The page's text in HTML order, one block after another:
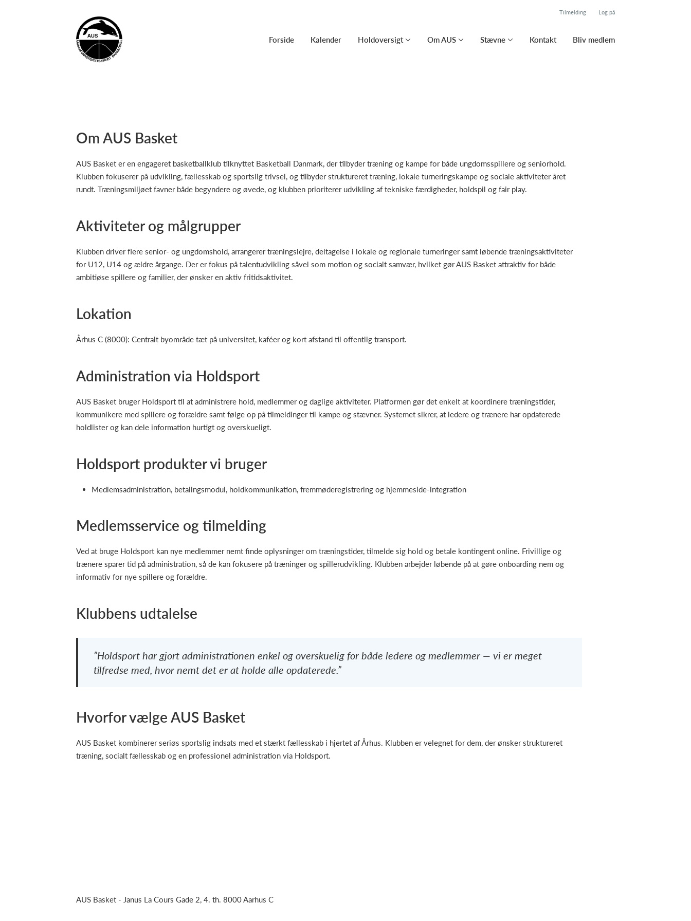
Tilmelding Log på
Forside Kalender Holdoversigt Om AUS Stævne Kontakt Bliv medlem
Om AUS Basket
AUS Basket er en engageret basketballklub tilknyttet Basketball Danmark, der tilbyder træning og kampe for både ungdomsspillere og seniorhold.
Klubben fokuserer på udvikling, fællesskab og sportslig trivsel, og tilbyder struktureret træning, lokale turneringskampe og sociale aktiviteter året
rundt. Træningsmiljøet favner både begyndere og øvede, og klubben prioriterer udvikling af tekniske færdigheder, holdspil og fair play.
Aktiviteter og målgrupper
Klubben driver flere senior- og ungdomshold, arrangerer træningslejre, deltagelse i lokale og regionale turneringer samt løbende træningsaktiviteter
for U12, U14 og ældre årgange. Der er fokus på talentudvikling såvel som motion og socialt samvær, hvilket gør AUS Basket attraktiv for både
ambitiøse spillere og familier, der ønsker en aktiv fritidsaktivitet.
Lokation
Århus C (8000): Centralt byområde tæt på universitet, kaféer og kort afstand til offentlig transport.
Administration via Holdsport
AUS Basket bruger Holdsport til at administrere hold, medlemmer og daglige aktiviteter. Platformen gør det enkelt at koordinere træningstider,
kommunikere med spillere og forældre samt følge op på tilmeldinger til kampe og stævner. Systemet sikrer, at ledere og trænere har opdaterede
holdlister og kan dele information hurtigt og overskueligt.
Holdsport produkter vi bruger
Medlemsadministration, betalingsmodul, holdkommunikation, fremmøderegistrering og hjemmeside-integration
Medlemsservice og tilmelding
Ved at bruge Holdsport kan nye medlemmer nemt finde oplysninger om træningstider, tilmelde sig hold og betale kontingent online. Frivillige og
trænere sparer tid på administration, så de kan fokusere på træninger og spillerudvikling. Klubben arbejder løbende på at gøre onboarding nem og
informativ for nye spillere og forældre.
Klubbens udtalelse
”Holdsport har gjort administrationen enkel og overskuelig for både ledere og medlemmer — vi er meget
tilfredse med, hvor nemt det er at holde alle opdaterede.”
Hvorfor vælge AUS Basket
AUS Basket kombinerer seriøs sportslig indsats med et stærkt fællesskab i hjertet af Århus. Klubben er velegnet for dem, der ønsker struktureret
træning, socialt fællesskab og en professionel administration via Holdsport.
AUS Basket - Janus La Cours Gade 2, 4. th. 8000 Aarhus C